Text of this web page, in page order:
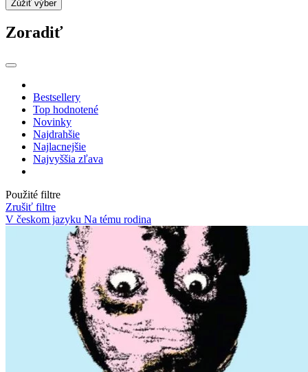
Zúžiť výber
Zoradiť
Bestsellery
Top hodnotené
Novinky
Najdrahšie
Najlacnejšie
Najvyššia zľava
Použité filtre
Zrušiť filtre
V českom jazyku Na tému rodina